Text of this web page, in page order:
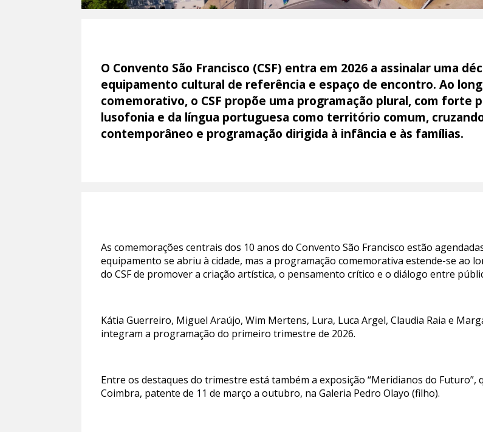
O Convento São Francisco (CSF) entra em 2026 a assinalar uma
equipamento cultural de referência e espaço de encontro. Ao
comemorativo, o CSF propõe uma programação plural, com forte
lusofonia e da língua portuguesa como território comum,
contemporâneo e programação dirigida à infância e às famílias.
As comemorações centrais dos 10 anos do Convento São Francisco estão
equipamento se abriu à cidade, mas a programação comemorativa estende-se ao
do CSF de promover a criação artística, o pensamento crítico e o diálogo entre
Kátia Guerreiro, Miguel Araújo, Wim Mertens, Lura, Luca Argel, Claudia Raia e
integram a programação do primeiro trimestre de 2026.
Entre os destaques do trimestre está também a exposição “Meridianos do Futuro”,
Coimbra, patente de 11 de março a outubro, na Galeria Pedro Olayo (filho).